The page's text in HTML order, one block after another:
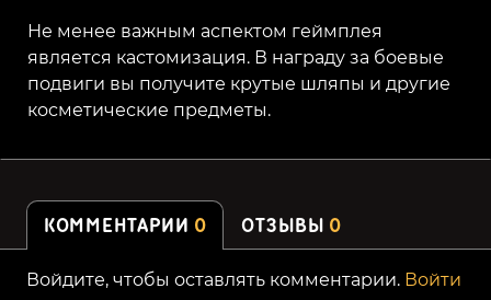
Не менее важным аспектом геймплея
является кастомизация. В награду за боевые
подвиги вы получите крутые шляпы и другие
косметические предметы.
КОММЕНТАРИИ 0 ОТЗЫВЫ 0
Войдите, чтобы оставлять комментарии. Войти